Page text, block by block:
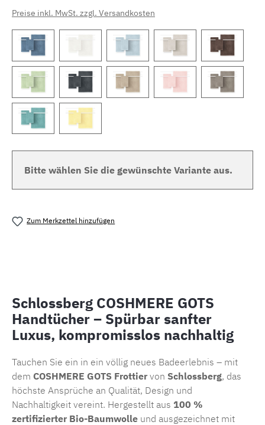
Preise inkl. MwSt. zzgl. Versandkosten
Bitte wählen Sie die gewünschte Variante aus.
Zum Merkzettel hinzufügen
Schlossberg COSHMERE GOTS
Handtücher – Spürbar sanfter
Luxus, kompromisslos nachhaltig
Tauchen Sie ein in ein völlig neues Badeerlebnis – mit
dem COSHMERE GOTS Frottier von Schlossberg, das
höchste Ansprüche an Qualität, Design und
Nachhaltigkeit vereint. Hergestellt aus 100 %
zertifizierter Bio-Baumwolle und ausgezeichnet mit